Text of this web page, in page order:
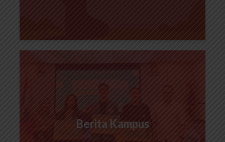
Berita Kampus